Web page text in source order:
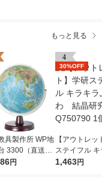
もっと見る
具製作所 WP地
3300（直送
円
4
30%OFF
【アウトレッ
ステイフル
ふわふわ 結
1,463円